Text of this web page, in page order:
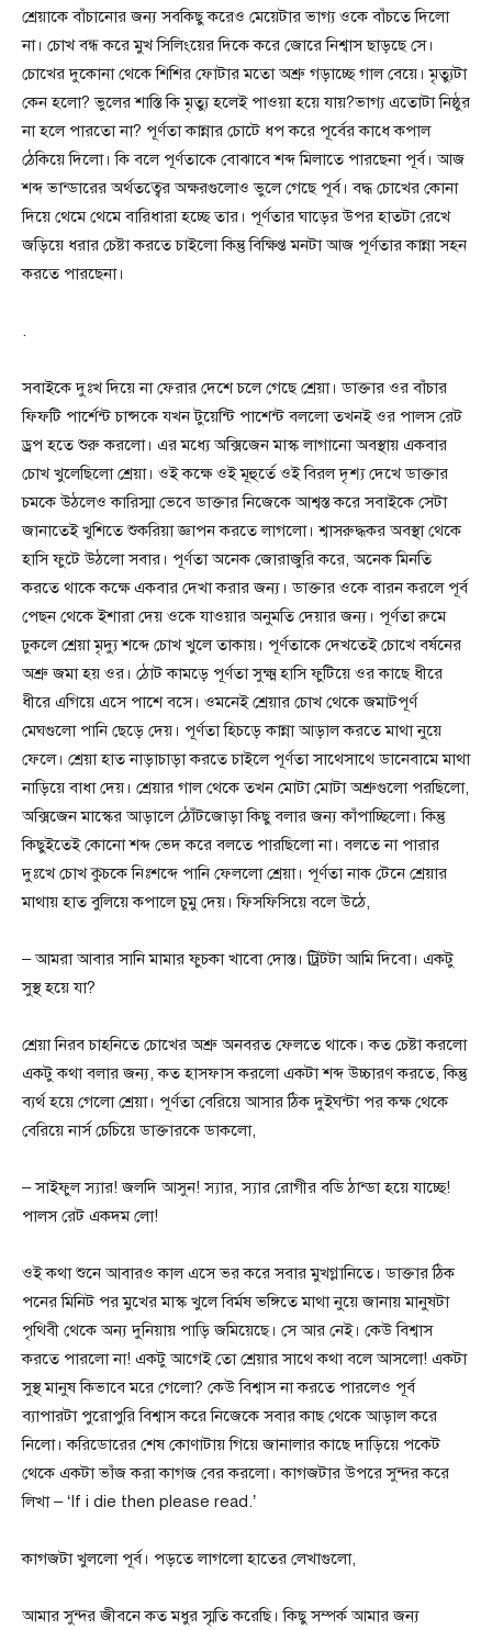
শ্রেয়াকে বাঁচানোর জন্য সবকিছু করেও মেয়েটার ভাগ্য ওকে বাঁচতে দিলো
না। চোখ বন্ধ করে মুখ সিলিংয়ের দিকে করে জোরে নিশ্বাস ছাড়ছে সে।
চোখের দুকোনা থেকে শিশির ফোটার মতো অশ্রু গড়াচ্ছে গাল বেয়ে। মৃত্যুটা
কেন হলো? ভুলের শাস্তি কি মৃত্যু হলেই পাওয়া হয়ে যায়?ভাগ্য এতোটা নিষ্ঠুর
না হলে পারতো না? পূর্ণতা কান্নার চোটে ধপ করে পূর্বের কাধে কপাল
ঠেকিয়ে দিলো। কি বলে পূর্ণতাকে বোঝাবে শব্দ মিলাতে পারছেনা পূর্ব। আজ
শব্দ ভান্ডারের অর্থতত্বের অক্ষরগুলোও ভুলে গেছে পূর্ব। বদ্ধ চোখের কোনা
দিয়ে থেমে থেমে বারিধারা হচ্ছে তার। পূর্ণতার ঘাড়ের উপর হাতটা রেখে
জড়িয়ে ধরার চেষ্টা করতে চাইলো কিন্তু বিক্ষিপ্ত মনটা আজ পূর্ণতার কান্না সহন
করতে পারছেনা।
.
সবাইকে দুঃখ দিয়ে না ফেরার দেশে চলে গেছে শ্রেয়া। ডাক্তার ওর বাঁচার
ফিফটি পার্শেন্ট চান্সকে যখন টুয়েন্টি পাশেন্ট বললো তখনই ওর পালস রেট
ড্রপ হতে শুরু করলো। এর মধ্যে অক্সিজেন মাস্ক লাগানো অবস্থায় একবার
চোখ খুলেছিলো শ্রেয়া। ওই কক্ষে ওই মূহুর্তে ওই বিরল দৃশ্য দেখে ডাক্তার
চমকে উঠলেও কারিস্মা ভেবে ডাক্তার নিজেকে আশ্বস্ত করে সবাইকে সেটা
জানাতেই খুশিতে শুকরিয়া জ্ঞাপন করতে লাগলো। শ্বাসরুদ্ধকর অবস্থা থেকে
হাসি ফুটে উঠলো সবার। পূর্ণতা অনেক জোরাজুরি করে, অনেক মিনতি
করতে থাকে কক্ষে একবার দেখা করার জন্য। ডাক্তার ওকে বারন করলে পূর্ব
পেছন থেকে ইশারা দেয় ওকে যাওয়ার অনুমতি দেয়ার জন্য। পূর্ণতা রুমে
ঢুকলে শ্রেয়া মৃদ্যু শব্দে চোখ খুলে তাকায়। পূর্ণতাকে দেখতেই চোখে বর্ষনের
অশ্রু জমা হয় ওর। ঠোট কামড়ে পূর্ণতা সুক্ষ্ম হাসি ফুটিয়ে ওর কাছে ধীরে
ধীরে এগিয়ে এসে পাশে বসে। ওমনেই শ্রেয়ার চোখ থেকে জমাটপূর্ণ
মেঘগুলো পানি ছেড়ে দেয়। পূর্ণতা হিচড়ে কান্না আড়াল করতে মাথা নুয়ে
ফেলে। শ্রেয়া হাত নাড়াচাড়া করতে চাইলে পূর্ণতা সাথেসাথে ডানেবামে মাথা
নাড়িয়ে বাধা দেয়। শ্রেয়ার গাল থেকে তখন মোটা মোটা অশ্রুগুলো পরছিলো,
অক্সিজেন মাস্কের আড়ালে ঠোঁটজোড়া কিছু বলার জন্য কাঁপাচ্ছিলো। কিন্তু
কিছুইতেই কোনো শব্দ ভেদ করে বলতে পারছিলো না। বলতে না পারার
দুঃখে চোখ কুচকে নিঃশব্দে পানি ফেললো শ্রেয়া। পূর্ণতা নাক টেনে শ্রেয়ার
মাথায় হাত বুলিয়ে কপালে চুমু দেয়। ফিসফিসিয়ে বলে উঠে,
– আমরা আবার সানি মামার ফুচকা খাবো দোস্ত। ট্রিটটা আমি দিবো। একটু
সুস্থ হয়ে যা?
শ্রেয়া নিরব চাহনিতে চোখের অশ্রু অনবরত ফেলতে থাকে। কত চেষ্টা করলো
একটু কথা বলার জন্য, কত হাসফাস করলো একটা শব্দ উচ্চারণ করতে, কিন্তু
ব্যর্থ হয়ে গেলো শ্রেয়া। পূর্ণতা বেরিয়ে আসার ঠিক দুইঘন্টা পর কক্ষ থেকে
বেরিয়ে নার্স চেচিয়ে ডাক্তারকে ডাকলো,
– সাইফুল স্যার! জলদি আসুন! স্যার, স্যার রোগীর বডি ঠান্ডা হয়ে যাচ্ছে!
পালস রেট একদম লো!
ওই কথা শুনে আবারও কাল এসে ভর করে সবার মুখগ্লানিতে। ডাক্তার ঠিক
পনের মিনিট পর মুখের মাস্ক খুলে বির্মষ ভঙ্গিতে মাথা নুয়ে জানায় মানুষটা
পৃথিবী থেকে অন্য দুনিয়ায় পাড়ি জমিয়েছে। সে আর নেই। কেউ বিশ্বাস
করতে পারলো না! একটু আগেই তো শ্রেয়ার সাথে কথা বলে আসলো! একটা
সুস্থ মানুষ কিভাবে মরে গেলো? কেউ বিশ্বাস না করতে পারলেও পূর্ব
ব্যাপারটা পুরোপুরি বিশ্বাস করে নিজেকে সবার কাছ থেকে আড়াল করে
নিলো। করিডোরের শেষ কোণাটায় গিয়ে জানালার কাছে দাড়িয়ে পকেট
থেকে একটা ভাঁজ করা কাগজ বের করলো। কাগজটার উপরে সুন্দর করে
লিখা – ‘If i die then please read.’
কাগজটা খুললো পূর্ব। পড়তে লাগলো হাতের লেখাগুলো,
আমার সুন্দর জীবনে কত মধুর স্মৃতি করেছি। কিছু সম্পর্ক আমার জন্য